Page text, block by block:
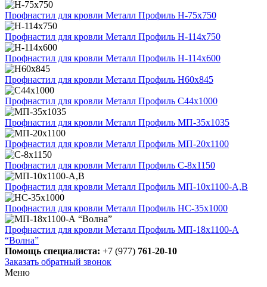
Профнастил для кровли Металл Профиль H-75х750
Профнастил для кровли Металл Профиль Н-114х750
Профнастил для кровли Металл Профиль Н-114х600
Профнастил для кровли Металл Профиль Н60х845
Профнастил для кровли Металл Профиль С44х1000
Профнастил для кровли Металл Профиль МП-35х1035
Профнастил для кровли Металл Профиль МП-20х1100
Профнастил для кровли Металл Профиль С-8х1150
Профнастил для кровли Металл Профиль МП-10x1100-А,В
Профнастил для кровли Металл Профиль НС-35х1000
Профнастил для кровли Металл Профиль МП-18х1100-А
“Волна”
Помощь специалиста: +7 (977) 761-20-10
Заказать обратный звонок
Меню